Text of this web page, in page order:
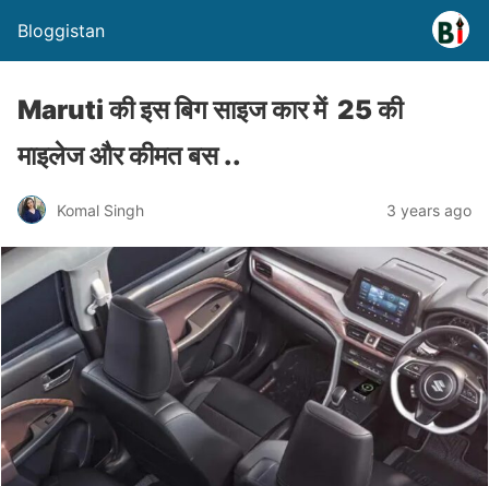
Bloggistan
Maruti की इस बिग साइज कार में 25 की
माइलेज और कीमत बस ..
Komal Singh 3 years ago